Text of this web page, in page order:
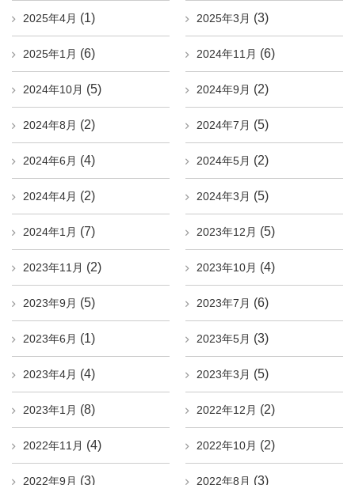
2025年4月 (1) 2025年3月 (3)
2025年1月 (6) 2024年11月 (6)
2024年10月 (5) 2024年9月 (2)
2024年8月 (2) 2024年7月 (5)
2024年6月 (4) 2024年5月 (2)
2024年4月 (2) 2024年3月 (5)
2024年1月 (7) 2023年12月 (5)
2023年11月 (2) 2023年10月 (4)
2023年9月 (5) 2023年7月 (6)
2023年6月 (1) 2023年5月 (3)
2023年4月 (4) 2023年3月 (5)
2023年1月 (8) 2022年12月 (2)
2022年11月 (4) 2022年10月 (2)
2022年9月 (3) 2022年8月 (3)